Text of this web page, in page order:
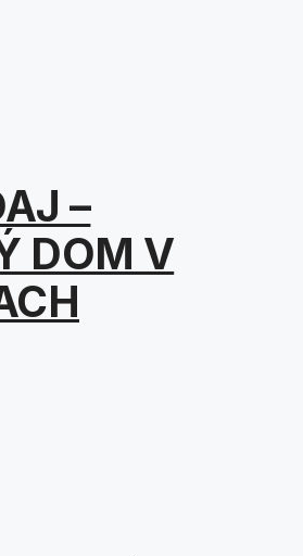
–
DOM V